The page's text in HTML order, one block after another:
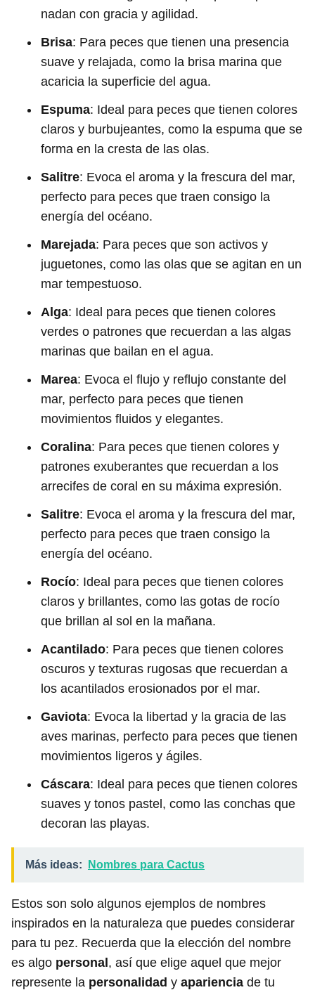
nadan con gracia y agilidad.
Brisa: Para peces que tienen una presencia
suave y relajada, como la brisa marina que
acaricia la superficie del agua.
Espuma: Ideal para peces que tienen colores
claros y burbujeantes, como la espuma que se
forma en la cresta de las olas.
Salitre: Evoca el aroma y la frescura del mar,
perfecto para peces que traen consigo la
energía del océano.
Marejada: Para peces que son activos y
juguetones, como las olas que se agitan en un
mar tempestuoso.
Alga: Ideal para peces que tienen colores
verdes o patrones que recuerdan a las algas
marinas que bailan en el agua.
Marea: Evoca el flujo y reflujo constante del
mar, perfecto para peces que tienen
movimientos fluidos y elegantes.
Coralina: Para peces que tienen colores y
patrones exuberantes que recuerdan a los
arrecifes de coral en su máxima expresión.
Salitre: Evoca el aroma y la frescura del mar,
perfecto para peces que traen consigo la
energía del océano.
Rocío: Ideal para peces que tienen colores
claros y brillantes, como las gotas de rocío
que brillan al sol en la mañana.
Acantilado: Para peces que tienen colores
oscuros y texturas rugosas que recuerdan a
los acantilados erosionados por el mar.
Gaviota: Evoca la libertad y la gracia de las
aves marinas, perfecto para peces que tienen
movimientos ligeros y ágiles.
Cáscara: Ideal para peces que tienen colores
suaves y tonos pastel, como las conchas que
decoran las playas.
Más ideas: Nombres para Cactus
Estos son solo algunos ejemplos de nombres
inspirados en la naturaleza que puedes considerar
para tu pez. Recuerda que la elección del nombre
es algo personal , así que elige aquel que mejor
represente la personalidad y apariencia de tu